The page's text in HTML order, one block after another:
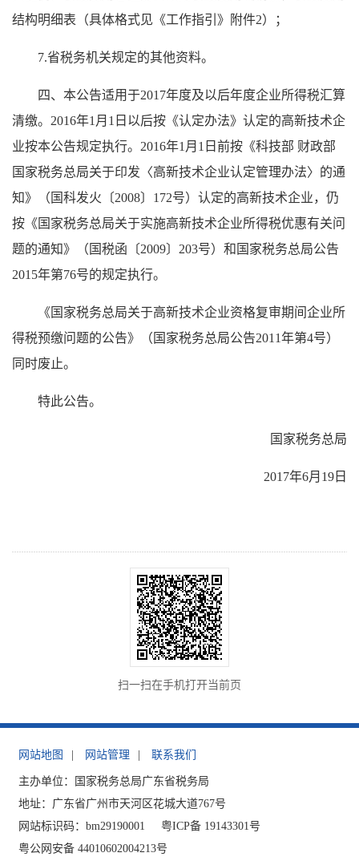
结构明细表（具体格式见《工作指引》附件2）；
7.省税务机关规定的其他资料。
四、本公告适用于2017年度及以后年度企业所得税汇算
清缴。2016年1月1日以后按《认定办法》认定的高新技术企
业按本公告规定执行。2016年1月1日前按《科技部 财政部
国家税务总局关于印发〈高新技术企业认定管理办法〉的通
知》（国科发火〔2008〕172号）认定的高新技术企业，仍
按《国家税务总局关于实施高新技术企业所得税优惠有关问
题的通知》（国税函〔2009〕203号）和国家税务总局公告
2015年第76号的规定执行。
《国家税务总局关于高新技术企业资格复审期间企业所
得税预缴问题的公告》（国家税务总局公告2011年第4号）
同时废止。
特此公告。
国家税务总局
2017年6月19日
扫一扫在手机打开当前页
网站地图 网站管理 联系我们
主办单位：国家税务总局广东省税务局
地址：广东省广州市天河区花城大道767号
网站标识码：bm29190001
粤ICP备 19143301号
粤公网安备 44010602004213号